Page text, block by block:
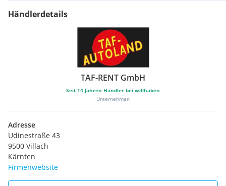
Händlerdetails
TAF-RENT GmbH
Seit 14 Jahren Händler bei willhaben
Unternehmen
Adresse
Udinestraße 43
9500 Villach
Kärnten
Firmenwebsite